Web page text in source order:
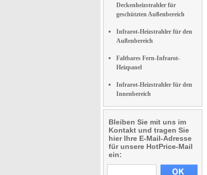
Deckenheizstrahler für
geschützten Außenbereich
Infrarot-Heizstrahler für den
Außenbereich
Faltbares Fern-Infrarot-
Heizpanel
Infrarot-Heizstrahler für den
Innenbereich
Bleiben Sie mit uns im
Kontakt und tragen Sie
hier Ihre E-Mail-Adresse
für unsere HotPrice-Mail
ein: